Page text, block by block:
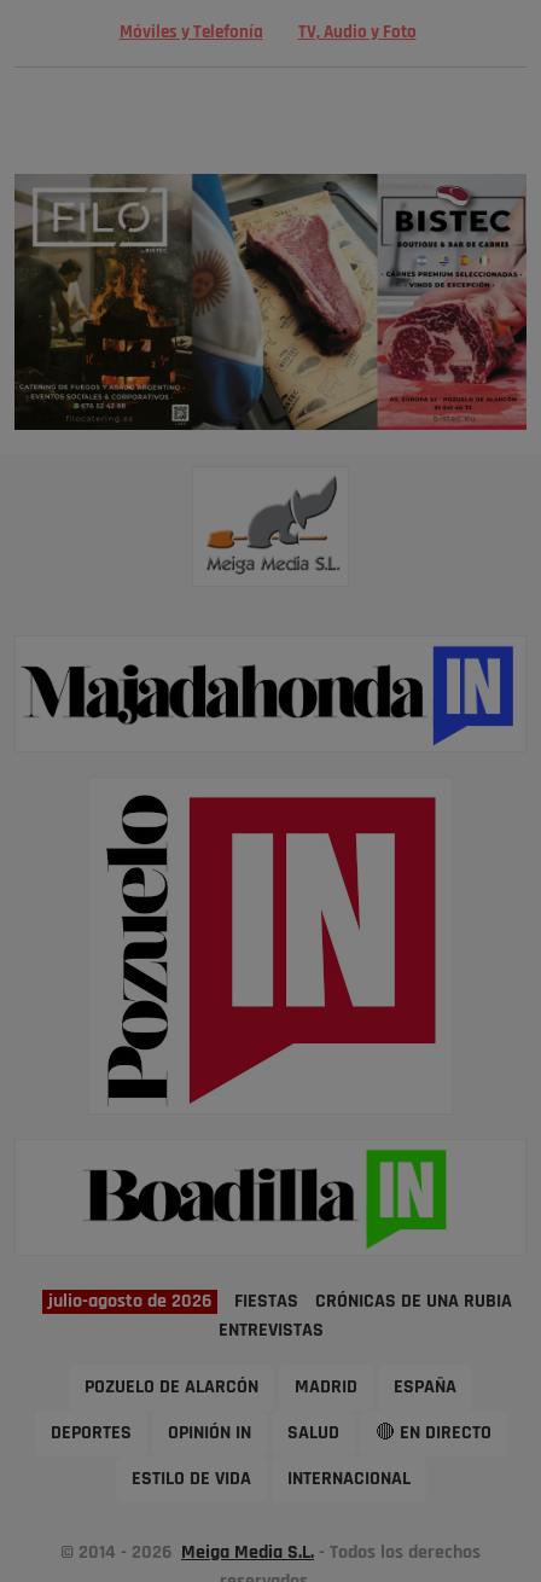
Móviles y Telefonía TV, Audio y Foto
julio-agosto de 2026 FIESTAS
CRÓNICAS DE UNA RUBIA
ENTREVISTAS
POZUELO DE ALARCÓN MADRID ESPAÑA
DEPORTES OPINIÓN IN SALUD 🔴 EN DIRECTO
ESTILO DE VIDA INTERNACIONAL
© 2014 - 2026 Meiga Media S.L. - Todos los derechos